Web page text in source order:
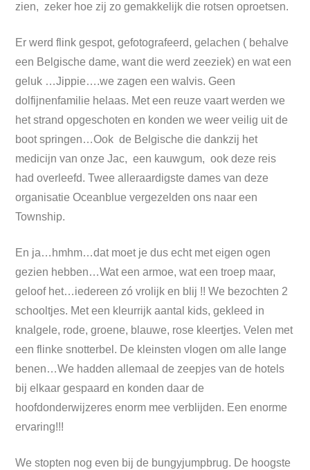
zien, zeker hoe zij zo gemakkelijk die rotsen oproetsen.
Er werd flink gespot, gefotografeerd, gelachen ( behalve
een Belgische dame, want die werd zeeziek) en wat een
geluk …Jippie….we zagen een walvis. Geen
dolfijnenfamilie helaas. Met een reuze vaart werden we
het strand opgeschoten en konden we weer veilig uit de
boot springen…Ook de Belgische die dankzij het
medicijn van onze Jac, een kauwgum, ook deze reis
had overleefd. Twee alleraardigste dames van deze
organisatie Oceanblue vergezelden ons naar een
Township.
En ja…hmhm…dat moet je dus echt met eigen ogen
gezien hebben…Wat een armoe, wat een troep maar,
geloof het…iedereen zó vrolijk en blij !! We bezochten 2
schooltjes. Met een kleurrijk aantal kids, gekleed in
knalgele, rode, groene, blauwe, rose kleertjes. Velen met
een flinke snotterbel. De kleinsten vlogen om alle lange
benen…We hadden allemaal de zeepjes van de hotels
bij elkaar gespaard en konden daar de
hoofdonderwijzeres enorm mee verblijden. Een enorme
ervaring!!!
We stopten nog even bij de bungyjumpbrug. De hoogste